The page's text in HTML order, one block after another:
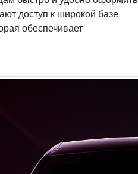
доступ к широкой базе
обеспечивает